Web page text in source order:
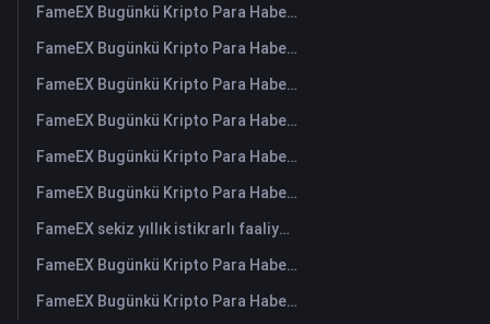
FameEX Bugünkü Kripto Para Haberleri Özeti | 5 Ağustos 2026
FameEX Bugünkü Kripto Para Haberleri Özeti | 4 Ağustos 2026
FameEX Bugünkü Kripto Para Haberleri Özeti | 3 Ağustos 2026
FameEX Bugünkü Kripto Para Haberleri Özeti | 31 Temmuz 2026
FameEX Bugünkü Kripto Para Haberleri Özeti | 30 Temmuz 2026
FameEX Bugünkü Kripto Para Haberleri Özeti | 29 Temmuz 2026
FameEX sekiz yıllık istikrarlı faaliyetleri ve küresel büyümesiyle kullanıcı güvenini güçlendiriyor
FameEX Bugünkü Kripto Para Haberleri Özeti | 28 Temmuz 2026
FameEX Bugünkü Kripto Para Haberleri Özeti | 27 Temmuz 2026